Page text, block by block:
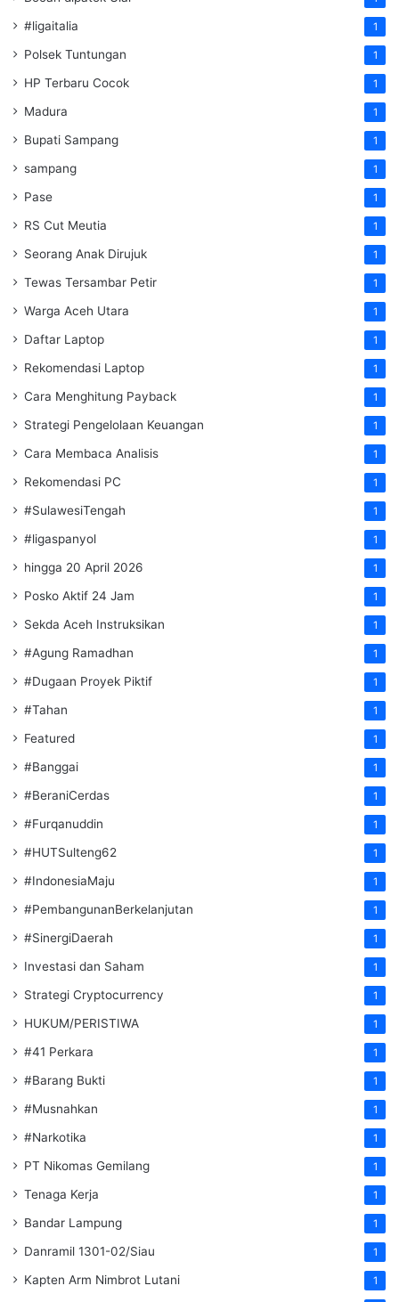
#ligaitalia 1
Polsek Tuntungan 1
HP Terbaru Cocok 1
Madura 1
Bupati Sampang 1
sampang 1
Pase 1
RS Cut Meutia 1
Seorang Anak Dirujuk 1
Tewas Tersambar Petir 1
Warga Aceh Utara 1
Daftar Laptop 1
Rekomendasi Laptop 1
Cara Menghitung Payback 1
Strategi Pengelolaan Keuangan 1
Cara Membaca Analisis 1
Rekomendasi PC 1
#SulawesiTengah 1
#ligaspanyol 1
hingga 20 April 2026 1
Posko Aktif 24 Jam 1
Sekda Aceh Instruksikan 1
#Agung Ramadhan 1
#Dugaan Proyek Piktif 1
#Tahan 1
Featured 1
#Banggai 1
#BeraniCerdas 1
#Furqanuddin 1
#HUTSulteng62 1
#IndonesiaMaju 1
#PembangunanBerkelanjutan 1
#SinergiDaerah 1
Investasi dan Saham 1
Strategi Cryptocurrency 1
HUKUM/PERISTIWA 1
#41 Perkara 1
#Barang Bukti 1
#Musnahkan 1
#Narkotika 1
PT Nikomas Gemilang 1
Tenaga Kerja 1
Bandar Lampung 1
Danramil 1301-02/Siau 1
Kapten Arm Nimbrot Lutani 1